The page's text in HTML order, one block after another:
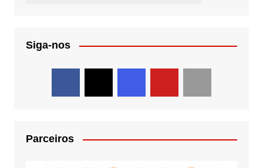
Siga-nos
Parceiros